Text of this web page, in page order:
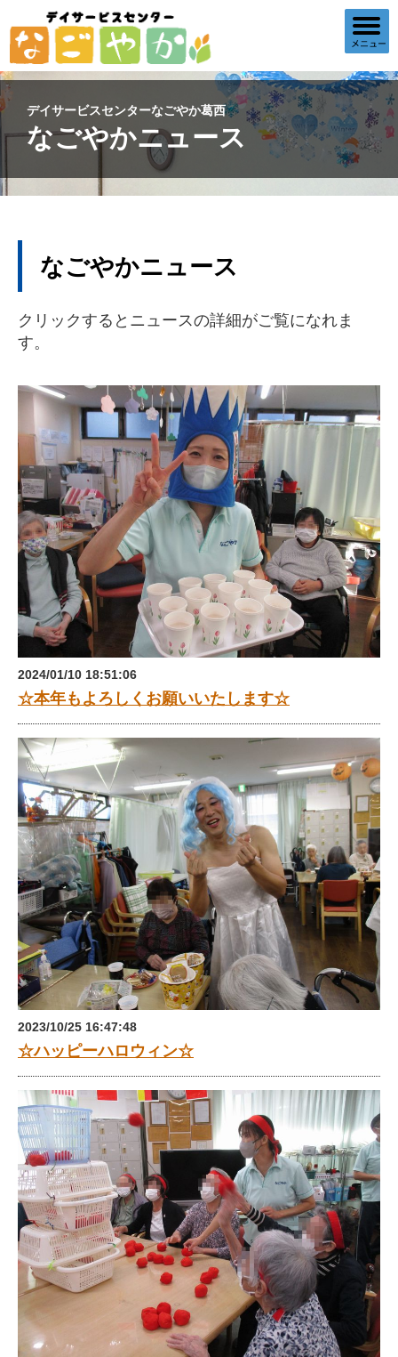
デイサービスセンターなごやか葛西
なごやかニュース
なごやかニュース
クリックするとニュースの詳細がご覧になれま
す。
2024/01/10 18:51:06
☆本年もよろしくお願いいたします☆
2023/10/25 16:47:48
☆ハッピーハロウィン☆